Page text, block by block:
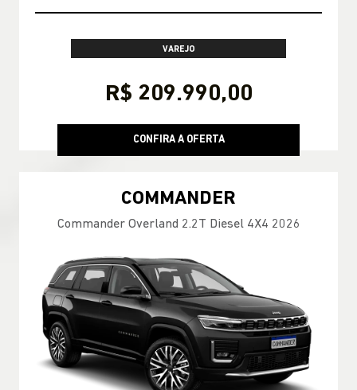
VAREJO
R$ 209.990,00
CONFIRA A OFERTA
COMMANDER
Commander Overland 2.2T Diesel 4X4 2026